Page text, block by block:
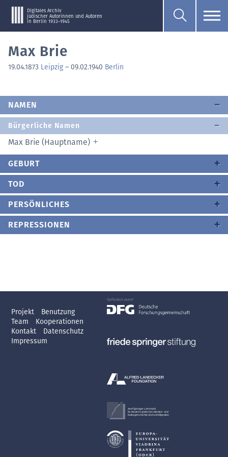
Digitales Archiv
jüdischer Autorinnen und Autoren
in Berlin 1933–1945
Max Brie
19.04.1873 Leipzig – 09.02.1940 Berlin
NAMEN
Bürgerliche Namen
Max Brie (Hauptname)
GEBURT
TOD
PERSÖNLICHES
REPRESSIONEN
Projekt
Benutzung
Team
Kooperationen
Kontakt
Datenschutz
Impressum
Axel Springer-Lehrstuhl
für deutsch-jüdische Literatur- und
Kulturgeschichte, Exil und Migration